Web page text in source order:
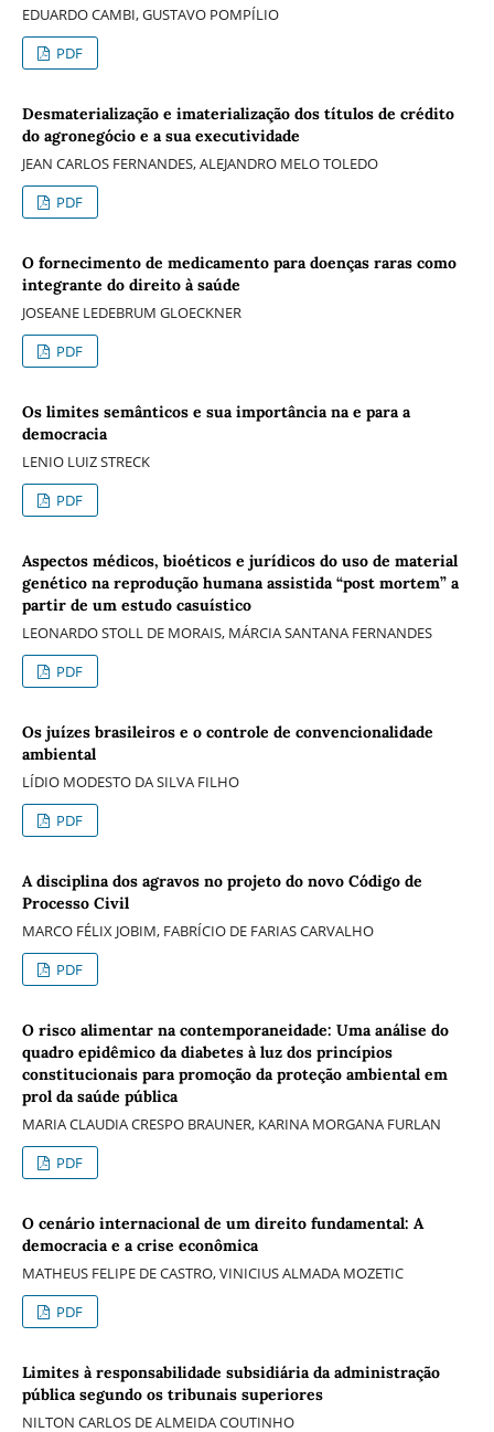
EDUARDO CAMBI, GUSTAVO POMPÍLIO
PDF
Desmaterialização e imaterialização dos títulos de crédito
do agronegócio e a sua executividade
JEAN CARLOS FERNANDES, ALEJANDRO MELO TOLEDO
PDF
O fornecimento de medicamento para doenças raras como
integrante do direito à saúde
JOSEANE LEDEBRUM GLOECKNER
PDF
Os limites semânticos e sua importância na e para a
democracia
LENIO LUIZ STRECK
PDF
Aspectos médicos, bioéticos e jurídicos do uso de material
genético na reprodução humana assistida “post mortem” a
partir de um estudo casuístico
LEONARDO STOLL DE MORAIS, MÁRCIA SANTANA FERNANDES
PDF
Os juízes brasileiros e o controle de convencionalidade
ambiental
LÍDIO MODESTO DA SILVA FILHO
PDF
A disciplina dos agravos no projeto do novo Código de
Processo Civil
MARCO FÉLIX JOBIM, FABRÍCIO DE FARIAS CARVALHO
PDF
O risco alimentar na contemporaneidade: Uma análise do
quadro epidêmico da diabetes à luz dos princípios
constitucionais para promoção da proteção ambiental em
prol da saúde pública
MARIA CLAUDIA CRESPO BRAUNER, KARINA MORGANA FURLAN
PDF
O cenário internacional de um direito fundamental: A
democracia e a crise econômica
MATHEUS FELIPE DE CASTRO, VINICIUS ALMADA MOZETIC
PDF
Limites à responsabilidade subsidiária da administração
pública segundo os tribunais superiores
NILTON CARLOS DE ALMEIDA COUTINHO